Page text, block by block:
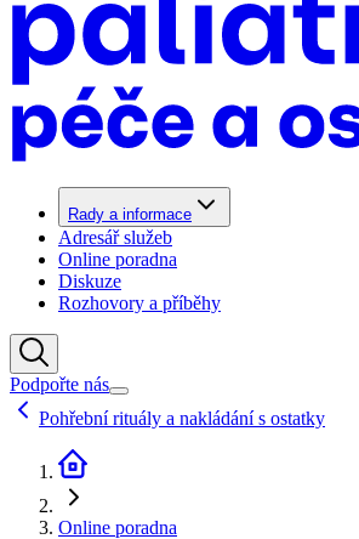
Rady a informace
Adresář služeb
Online poradna
Diskuze
Rozhovory a příběhy
Podpořte nás
Pohřební rituály a nakládání s ostatky
Online poradna